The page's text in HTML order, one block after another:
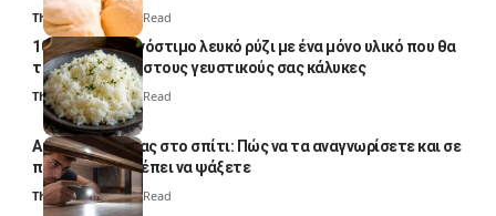
Thali Ombre 4 Min Read
10 φορές ποιο νόστιμο λευκό ρύζι με ένα μόνο υλικό που θα
το απογειώσει στους γευστικούς σας κάλυκες
Thali Ombre4 Min Read
Αυγά κατσαρίδας στο σπίτι: Πώς να τα αναγνωρίσετε και σε
ποια σημεία πρέπει να ψάξετε
Thali Ombre4 Min Read